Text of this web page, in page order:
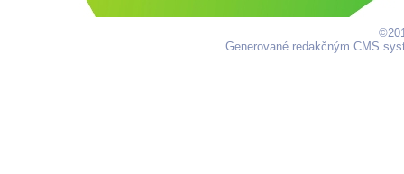
Generované redakčným CMS